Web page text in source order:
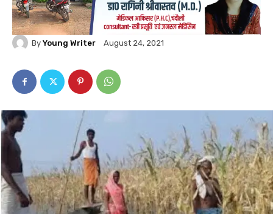
By Young Writer August 24, 2021